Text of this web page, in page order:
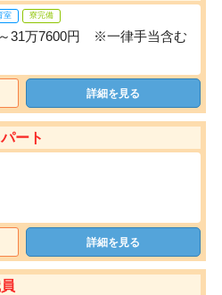
室 寮完備
31万7600円 ※一律手当含む
詳細を見る
ート
詳細を見る